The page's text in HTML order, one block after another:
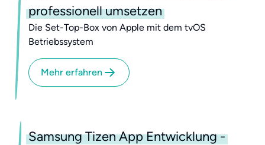
professionell umsetzen
Die Set-Top-Box von Apple mit dem tvOS
Betriebssystem
Mehr erfahren
Samsung Tizen App Entwicklung -